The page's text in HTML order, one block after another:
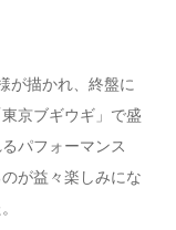
が描かれ、終盤に
京ブギウギ」で盛
パフォーマンス
が益々楽しみにな